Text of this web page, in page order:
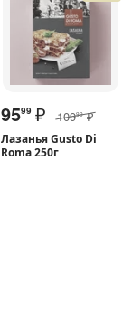
9599 ₽ 10999 ₽
Лазанья Gusto Di
Roma 250г